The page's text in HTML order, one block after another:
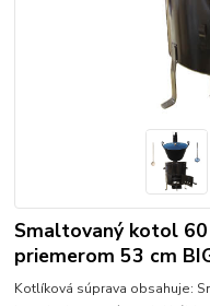
Smaltovaný kotol
priemerom 53 cm
Kotlíková súprava obsahuje: